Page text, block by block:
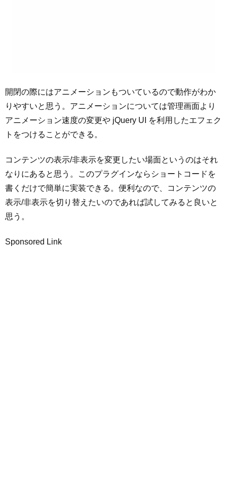
開閉の際にはアニメーションもついているので動作がわか
りやすいと思う。アニメーションについては管理画面より
アニメーション速度の変更や jQuery UI を利用したエフェク
トをつけることができる。
コンテンツの表示/非表示を変更したい場面というのはそれ
なりにあると思う。このプラグインならショートコードを
書くだけで簡単に実装できる。便利なので、コンテンツの
表示/非表示を切り替えたいのであれば試してみると良いと
思う。
Sponsored Link